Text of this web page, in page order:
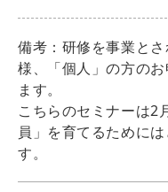
備考：研修を事業と
様、「個人」の方の
ます。
こちらのセミナーは2
員」を育てるために
す。